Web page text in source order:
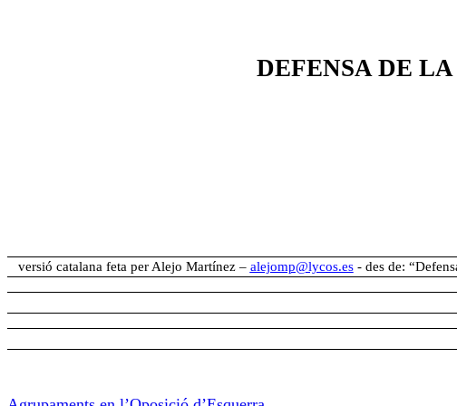
DEFENSA DE
versió catalana feta per Alejo Martínez – alejomp@lycos.es- des de: